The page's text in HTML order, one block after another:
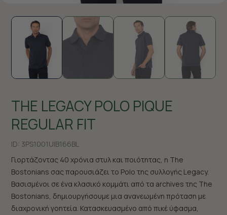
THE LEGACY POLO PIQUE
REGULAR FIT
ID: 3PS1001U|B166BL
Γιορτάζοντας 40 χρόνια στυλ και ποιότητας, η The
Bostonians σας παρουσιάζει το Polo της συλλογής Legacy.
Βασισμένοι σε ένα κλασικό κομμάτι από τα archives της The
Bostonians, δημιουργήσουμε μια ανανεωμένη πρόταση με
διαχρονική γοητεία. Κατασκευασμένο από πικέ ύφασμα,